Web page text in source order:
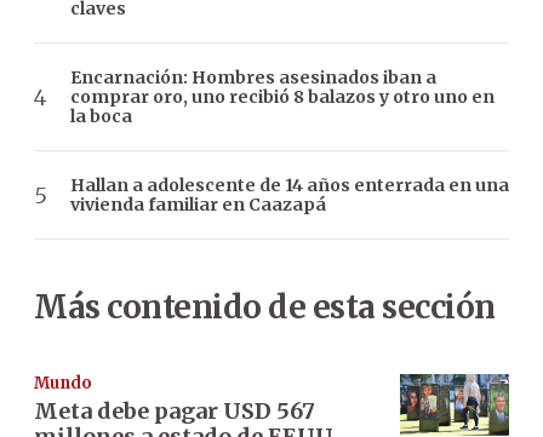
claves
Encarnación: Hombres asesinados iban a
comprar oro, uno recibió 8 balazos y otro uno en
la boca
Hallan a adolescente de 14 años enterrada en una
vivienda familiar en Caazapá
Más contenido de esta sección
Mundo
Meta debe pagar USD 567